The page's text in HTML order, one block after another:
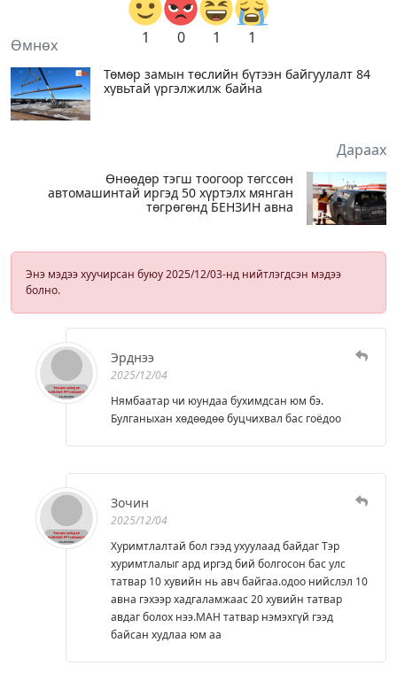
1 0 1 1
Өмнөх
Төмөр замын төслийн бүтээн байгуулалт 84
хувьтай үргэлжилж байна
Дараах
Өнөөдөр тэгш тоогоор төгссөн
автомашинтай иргэд 50 хүртэлх мянган
төгрөгөнд БЕНЗИН авна
Энэ мэдээ хуучирсан буюу 2025/12/03-нд нийтлэгдсэн мэдээ
болно.
Эрднээ
2025/12/04
Нямбаатар чи юундаа бухимдсан юм бэ.
Булганыхан хөдөөдөө буцчихвал бас гоёдоо
Зочин
2025/12/04
Хуримтлалтай бол гээд ухуулаад байдаг Тэр
хуримтлалыг ард иргэд бий болгосон бас улс
татвар 10 хувийн нь авч байгаа.одоо нийслэл 10
авна гэхээр хадгаламжаас 20 хувийн татвар
авдаг болох нээ.МАН татвар нэмэхгүй гээд
байсан худлаа юм аа